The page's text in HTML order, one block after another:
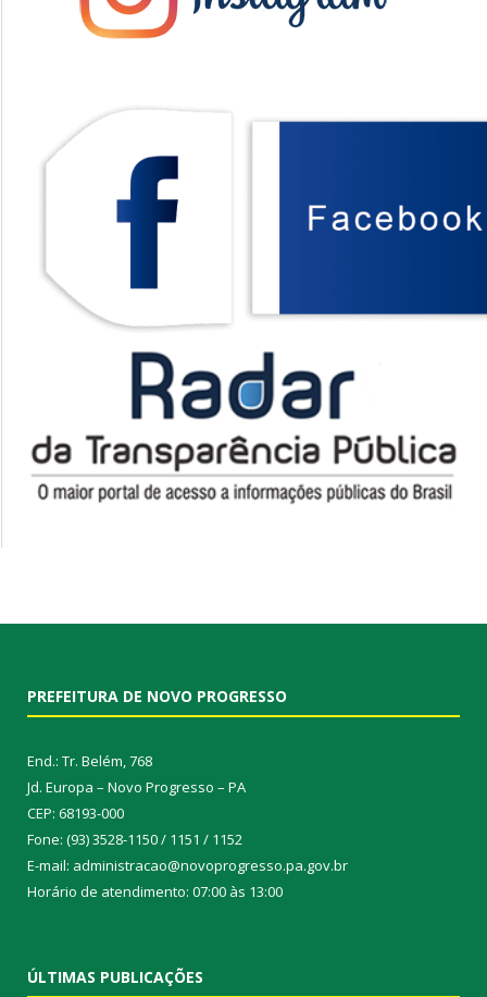
PREFEITURA DE NOVO PROGRESSO
End.: Tr. Belém, 768
Jd. Europa – Novo Progresso – PA
CEP: 68193-000
Fone: (93) 3528-1150 / 1151 / 1152
E-mail: administracao@novoprogresso.pa.gov.br
Horário de atendimento: 07:00 às 13:00
ÚLTIMAS PUBLICAÇÕES